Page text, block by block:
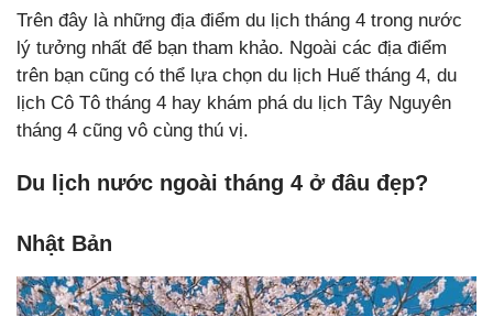
Trên đây là những địa điểm du lịch tháng 4 trong nước
lý tưởng nhất để bạn tham khảo. Ngoài các địa điểm
trên bạn cũng có thể lựa chọn du lịch Huế tháng 4, du
lịch Cô Tô tháng 4 hay khám phá du lịch Tây Nguyên
tháng 4 cũng vô cùng thú vị.
Du lịch nước ngoài tháng 4 ở đâu đẹp?
Nhật Bản